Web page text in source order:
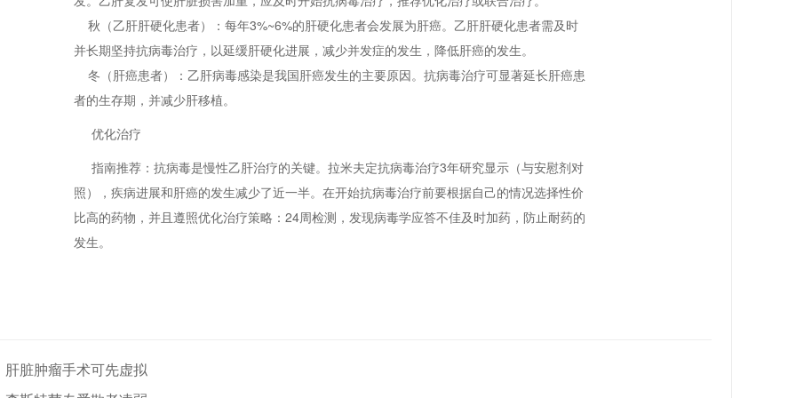
秋（乙肝肝硬化患者）：每年3%~6%的肝硬化患者会发展为肝癌。乙肝肝硬化患者需及时
并长期坚持抗病毒治疗，以延缓肝硬化进展，减少并发症的发生，降低肝癌的发生。
冬（肝癌患者）：乙肝病毒感染是我国肝癌发生的主要原因。抗病毒治疗可显著延长肝癌患
者的生存期，并减少肝移植。
优化治疗
指南推荐：抗病毒是慢性乙肝治疗的关键。拉米夫定抗病毒治疗3年研究显示（与安慰剂对
照），疾病进展和肝癌的发生减少了近一半。在开始抗病毒治疗前要根据自己的情况选择性价
比高的药物，并且遵照优化治疗策略：24周检测，发现病毒学应答不佳及时加药，防止耐药的
发生。
肝脏肿瘤手术可先虚拟